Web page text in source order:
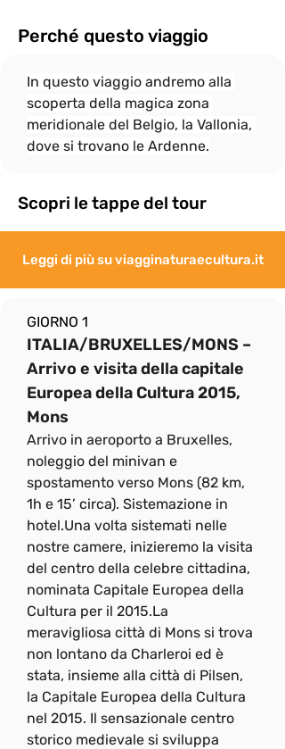
"lente" e per questo
necessario, per attendere eventuali
"ritardatari"; ciò non
esenta però i più “pigri” a fare del loro
meglio per non distaccarsi troppo dal
gruppo e rallentare
Perché questo viaggio
In questo viaggio andremo alla
scoperta della magica zona
meridionale del Belgio, la Vallonia,
dove si trovano le Ardenne.
Scopri le tappe del tour
Leggi di più su viagginaturaecultura.it
GIORNO 1
ITALIA/BRUXELLES/MONS –
Arrivo e visita della capitale
Europea della Cultura 2015,
Mons
Arrivo in aeroporto a Bruxelles,
noleggio del minivan e
spostamento verso Mons (82 km,
1h e 15’ circa). Sistemazione in
hotel.Una volta sistemati nelle
nostre camere, inizieremo la visita
del centro della celebre cittadina,
nominata Capitale Europea della
Cultura per il 2015.La
meravigliosa città di Mons si trova
non lontano da Charleroi ed è
stata, insieme alla città di Pilsen,
la Capitale Europea della Cultura
nel 2015. Il sensazionale centro
storico medievale si sviluppa